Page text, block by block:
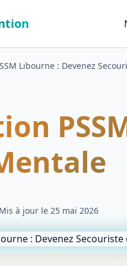
Libourne : Devenez
à jour le 25 mai 2026